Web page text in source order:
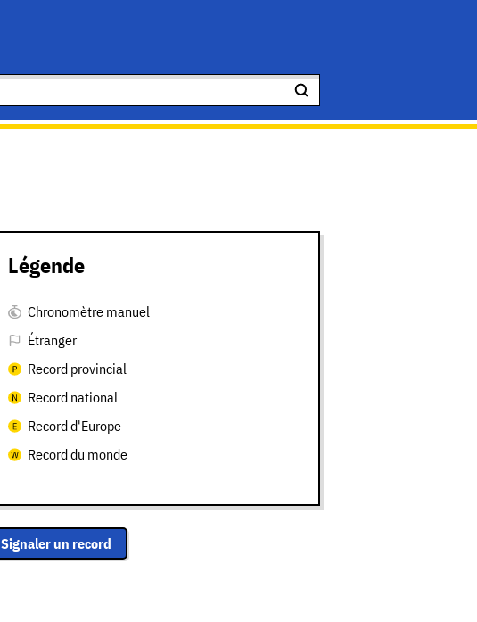
Légende
Chronomètre manuel
Étranger
Record provincial
Record national
Record d'Europe
Record du monde
Signaler un record